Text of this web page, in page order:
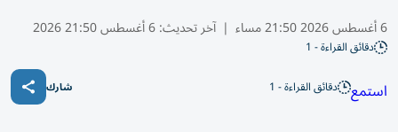
6 أغسطس 2026 21:50 مساء | آخر تحديث:6 أغسطس 21:50 2026
دقائق القراءة - 1
استمع دقائق القراءة - 1 شارك